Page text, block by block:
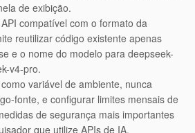
de exibição.
compatível com o formato da
reutilizar código existente apenas
e o nome do modelo para deepseek-
v4-pro.
variável de ambiente, nunca
fonte, e configurar limites mensais de
de segurança mais importantes
que utilize APIs de IA.